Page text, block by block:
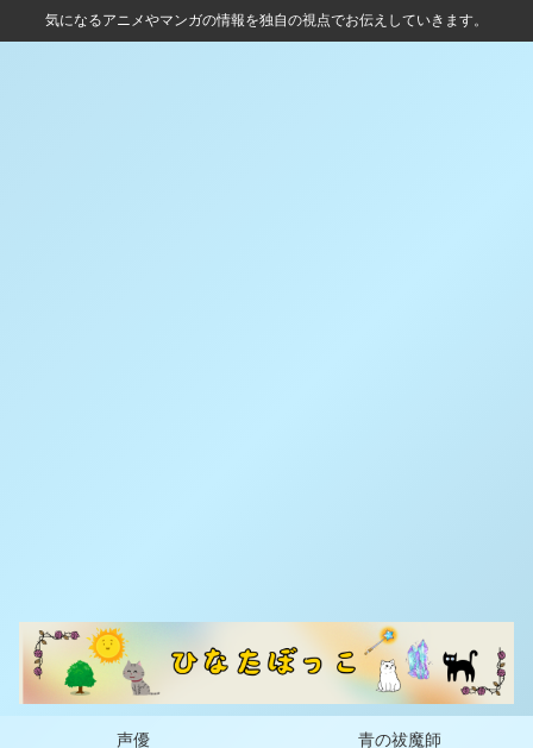
気になるアニメやマンガの情報を独自の視点でお伝えしていきます。
声優 青の祓魔師